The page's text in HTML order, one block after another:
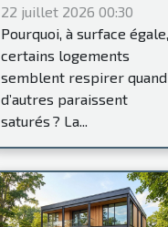
intérieurs
paraissent
toujours plus
spacieux
22 juillet 2026 00:30
Pourquoi, à surface égale,
certains logements
semblent respirer quand
d’autres paraissent
saturés ? La...